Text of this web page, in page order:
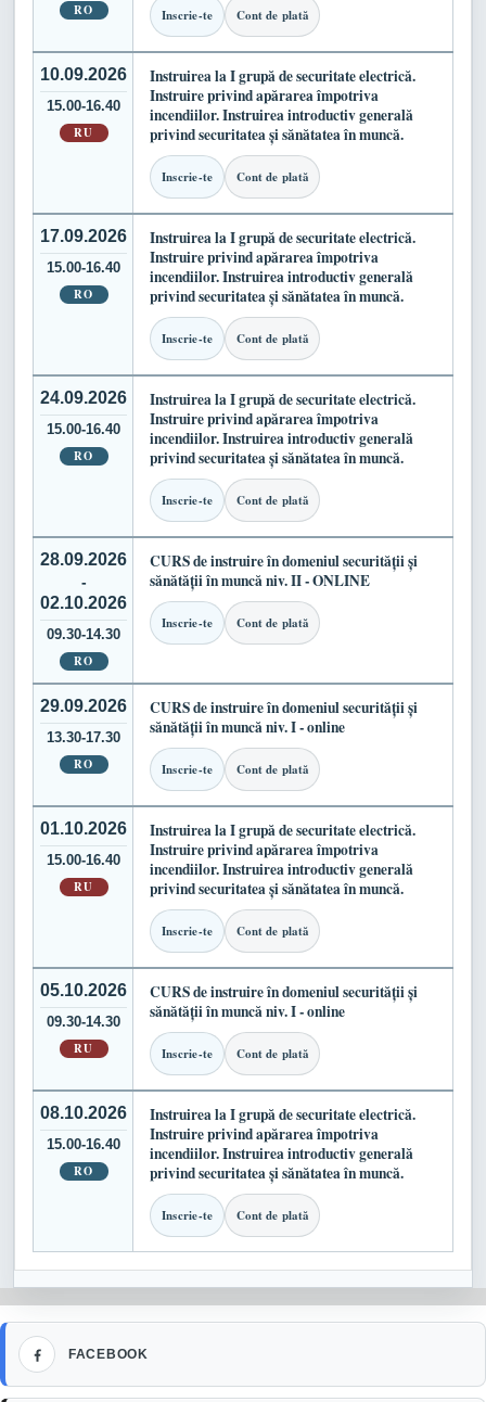
RO Inscrie-te Cont de plată
10.09.2026
15.00-16.40
RU
Instruirea la I grupă de securitate electrică.
Instruire privind apărarea împotriva
incendiilor. Instruirea introductiv generală
privind securitatea și sănătatea în muncă.
Inscrie-te Cont de plată
17.09.2026
15.00-16.40
RO
Instruirea la I grupă de securitate electrică.
Instruire privind apărarea împotriva
incendiilor. Instruirea introductiv generală
privind securitatea și sănătatea în muncă.
Inscrie-te Cont de plată
24.09.2026
15.00-16.40
RO
Instruirea la I grupă de securitate electrică.
Instruire privind apărarea împotriva
incendiilor. Instruirea introductiv generală
privind securitatea și sănătatea în muncă.
Inscrie-te Cont de plată
28.09.2026
-
02.10.2026
09.30-14.30
RO
CURS de instruire în domeniul securității și
sănătății în muncă niv. II - ONLINE
Inscrie-te Cont de plată
29.09.2026
13.30-17.30
RO
CURS de instruire în domeniul securității și
sănătății în muncă niv. I - online
Inscrie-te Cont de plată
01.10.2026
15.00-16.40
RU
Instruirea la I grupă de securitate electrică.
Instruire privind apărarea împotriva
incendiilor. Instruirea introductiv generală
privind securitatea și sănătatea în muncă.
Inscrie-te Cont de plată
05.10.2026
09.30-14.30
RU
CURS de instruire în domeniul securității și
sănătății în muncă niv. I - online
Inscrie-te Cont de plată
08.10.2026
15.00-16.40
RO
Instruirea la I grupă de securitate electrică.
Instruire privind apărarea împotriva
incendiilor. Instruirea introductiv generală
privind securitatea și sănătatea în muncă.
Inscrie-te Cont de plată
FACEBOOK
Facebook